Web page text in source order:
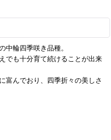
中輪四季咲き品種。
でも十分育て続けることが出来
富んでおり、四季折々の美しさ